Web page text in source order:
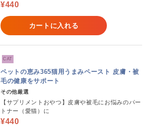
¥440
カートに入れる
CAT
ペットの恵み365猫用うまみペースト 皮膚・被
毛の健康をサポート
その他厳選
【サプリメントおやつ】皮膚や被毛にお悩みのパー
トナー（愛猫）に
¥440